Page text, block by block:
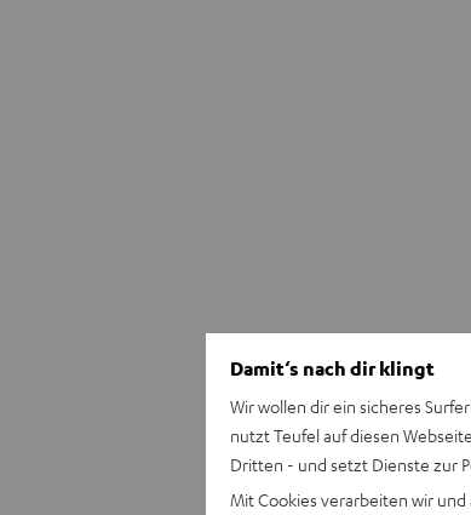
Damit‘s nach dir klingt
Wir wollen dir ein sicheres
nutzt Teufel auf diesen
Dritten - und setzt Dienste zur
Mit Cookies verarbeiten wir